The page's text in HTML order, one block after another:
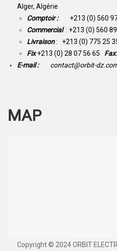
Alger, Algérie
Comptoir : +213 (0) 560
Commercial : +213 (0) 560
Livraison: +213 (0) 775 25
Fix +213 (0) 28 07 56 65 Fax
E-mail :
contact@orbit-
MAP
Copyright © 2024 ORBIT